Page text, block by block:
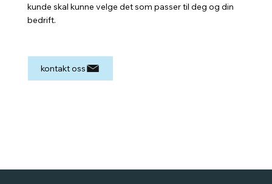
kunde skal kunne velge det som passer til deg og din
bedrift.
kontakt oss